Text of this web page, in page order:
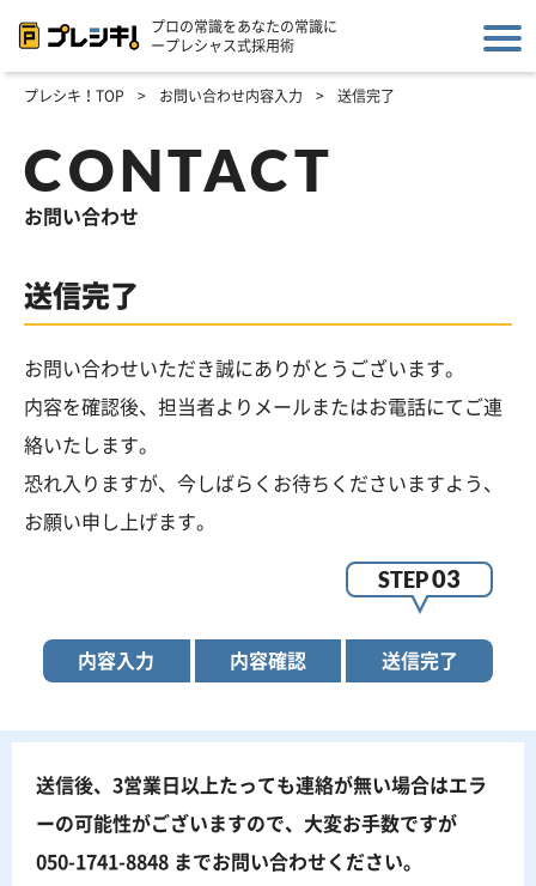
プロの常識をあなたの常識に
ープレシャス式採用術
プレシキ！TOP > お問い合わせ内容入力 > 送信完了
CONTACT
お問い合わせ
送信完了
お問い合わせいただき誠にありがとうございます。
内容を確認後、担当者よりメールまたはお電話にてご連
絡いたします。
恐れ入りますが、今しばらくお待ちくださいますよう、
お願い申し上げます。
内容入力 内容確認 送信完了
STEP03
送信後、3営業日以上たっても連絡が無い場合はエラ
ーの可能性がございますので、 大変お手数ですが
050-1741-8848 までお問い合わせください。